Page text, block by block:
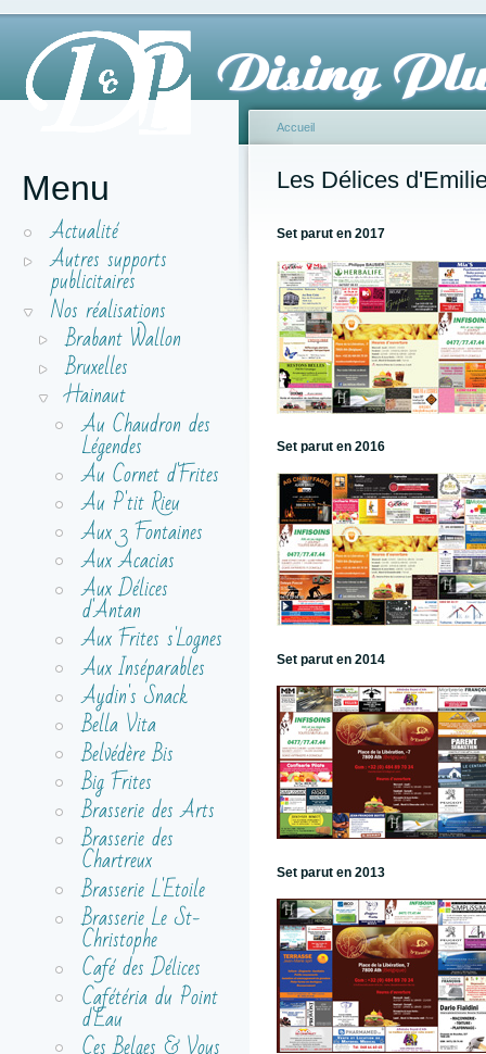
Dising
Menu
Actualité
Autres supports
publicitaires
Nos réalisations
Brabant Wallon
Bruxelles
Hainaut
Au Chaudron des
Légendes
Au Cornet d'Frites
Au P'tit Rieu
Aux 3 Fontaines
Aux Acacias
Aux Délices
d'Antan
Aux Frites s'Lognes
Aux Inséparables
Aydin's Snack
Bella Vita
Belvédère Bis
Big Frites
Brasserie des Arts
Brasserie des
Chartreux
Brasserie L'Etoile
Brasserie Le St-
Christophe
Café des Délices
Cafétéria du Point
d'Eau
Accueil
Les Délices
Set parut en 2017
Set parut en 2016
Set parut en 2014
Set parut en 2013